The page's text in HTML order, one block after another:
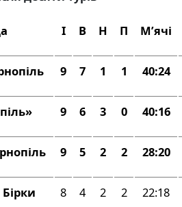
І В Н П М’ячі
9 7 1 1 40:24
9 6 3 0 40:16
9 5 2 2 28:20
Бірки 8 4 2 2 22:18